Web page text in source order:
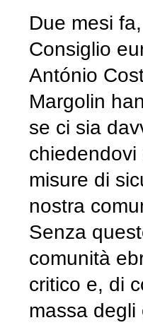
Due mesi
Consiglio
António
Margolin
se ci sia
misure di
nostra
Senza
comunità
critico e, di
massa